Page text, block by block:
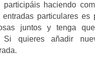
participáis haciendo
particulares es
juntos y tenga
Si quieres añadir